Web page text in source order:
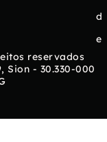
d
e
reservados
Sion - 30.330-000